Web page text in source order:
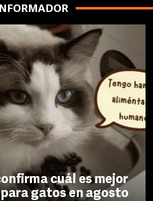
cuál es mejor
gatos en agosto